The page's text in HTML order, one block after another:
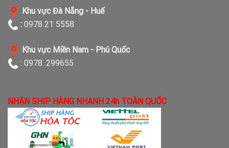
Khu vực Đà Nẵng - Huế
: 0978 21 5558
Khu vực Miền Nam - Phú Quốc
: 0978. 299655
NHẬN SHIP HÀNG NHANH 24h TOÀN QUỐC